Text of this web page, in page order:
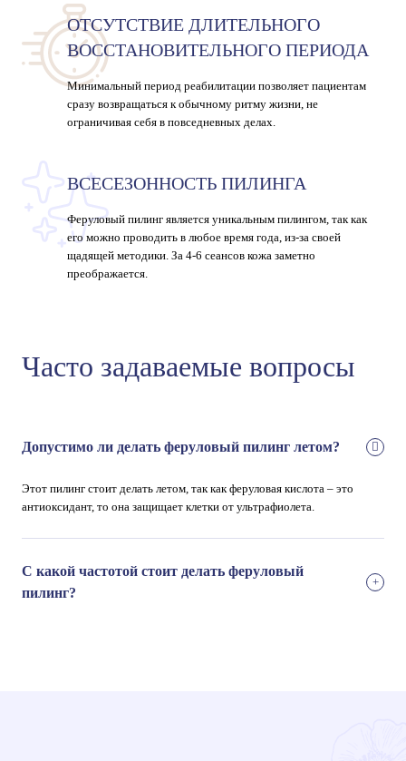
ОТСУТСТВИЕ ДЛИТЕЛЬНОГО
ВОССТАНОВИТЕЛЬНОГО ПЕРИОДА
Минимальный период реабилитации позволяет пациентам
сразу возвращаться к обычному ритму жизни, не
ограничивая себя в повседневных делах.
ВСЕСЕЗОННОСТЬ ПИЛИНГА
Феруловый пилинг является уникальным пилингом, так как
его можно проводить в любое время года, из-за своей
щадящей методики. За 4-6 сеансов кожа заметно
преображается.
Часто задаваемые вопросы
Допустимо ли делать феруловый пилинг летом?
Этот пилинг стоит делать летом, так как феруловая кислота – это
антиоксидант, то она защищает клетки от ультрафиолета.
С какой частотой стоит делать феруловый
пилинг?